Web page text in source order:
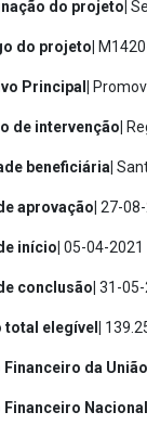
do projeto|
do projeto|
Principal|
de intervenção|
beneficiária|
aprovação| 27-
início| 05-04-2021
conclusão| 31-
total elegível|
da União
Nacional